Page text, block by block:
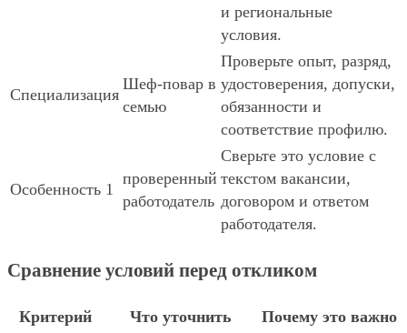
и региональные
условия.
Специализация
Шеф-повар в
семью
Проверьте опыт, разряд,
удостоверения, допуски,
обязанности и
соответствие профилю.
Особенность 1
проверенный
работодатель
Сверьте это условие с
текстом вакансии,
договором и ответом
работодателя.
Сравнение условий перед откликом
Критерий Что уточнить Почему это важно